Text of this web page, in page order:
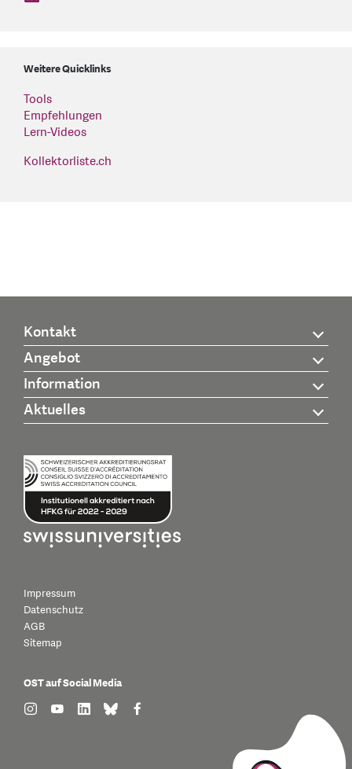
Weitere Quicklinks
Tools
Empfehlungen
Lern-Videos
Kollektorliste.ch
Kontakt
Angebot
Information
Aktuelles
Impressum
Datenschutz
AGB
Sitemap
OST auf Social Media
find us on: instagram
find us on: youtube
find us on: linkedin
find us on: bluesky
find us on: facebook